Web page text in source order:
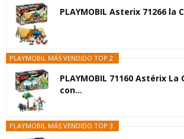
PLAYMOBIL Asterix 71266 la
PLAYMOBIL MÁS VENDIDO TOP 2
PLAYMOBIL 71160 Astérix La
con...
PLAYMOBIL MÁS VENDIDO TOP 3